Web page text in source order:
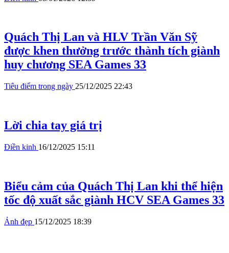
Quách Thị Lan và HLV Trần Văn Sỹ
được khen thưởng trước thành tích giành
huy chương SEA Games 33
Tiêu điểm trong ngày 25/12/2025 22:43
Lời chia tay giá trị
Điền kinh 16/12/2025 15:11
Biểu cảm của Quách Thị Lan khi thể hiện
tốc độ xuất sắc giành HCV SEA Games 33
Ảnh đẹp 15/12/2025 18:39